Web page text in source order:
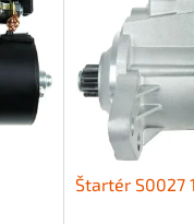
Štartér S0027